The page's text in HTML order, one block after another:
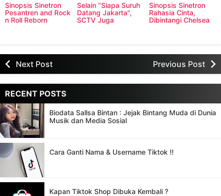
Sinopsis Sinetron
Pesantren and Rock
n Roll Reborn
Selain "Siapa Suruh
Datang Jakarta",
SCTV Juga
Sinopsis Sinetron
Rahasia Cinta,
Dibintangi Chelsea
Next Post Previous Post
RECENT POSTS
Biodata Sallsa Bintan : Jejak Bintang Muda di Dunia
Musik dan Media Sosial
Cara Ganti Nama & Username Tiktok !!
Kapan Tiktok Shop Dibuka Kembali ?